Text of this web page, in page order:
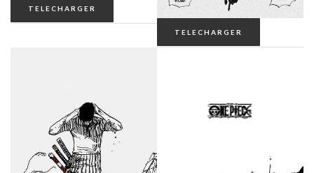
TELECHARGER
TELECHARGER